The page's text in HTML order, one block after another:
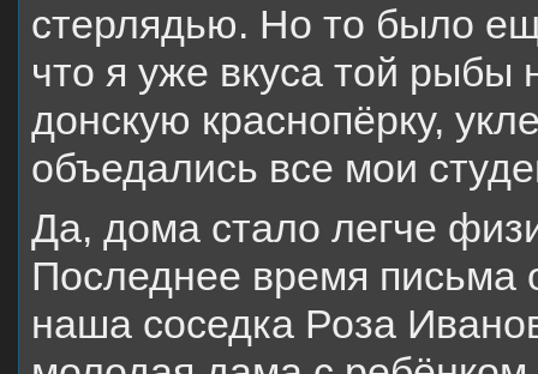
стерлядью. Но то было
что я уже вкуса той рыбы
донскую краснопёрку,
объедались все мои
Да, дома стало легче
Последнее время письма
наша соседка Роза